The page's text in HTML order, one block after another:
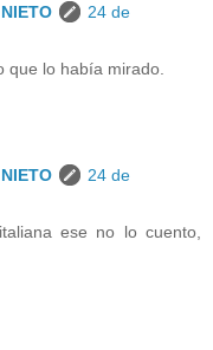
24 de
que lo había mirado.
24 de
ese no lo cuento,